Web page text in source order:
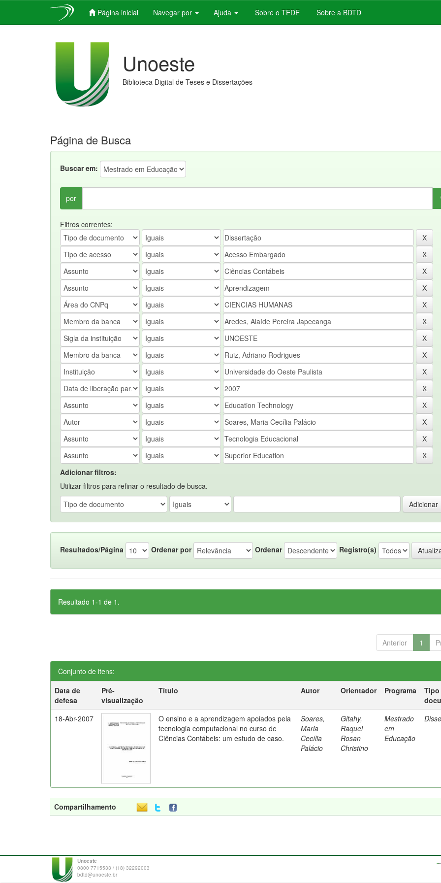
Página inicial Navegar por Ajuda Sobre o TEDE Sobre a BDTD
Unoeste
Biblioteca Digital de Teses e Dissertações
Página de Busca
Buscar em:
por
Filtros correntes:
Adicionar filtros:
Utilizar filtros para refinar o resultado de busca.
Resultados/Página Ordenar por Ordenar Registro(s)
Resultado 1-1 de 1.
Anterior 1
Conjunto de itens:
Data de
defesa
Pré-
visualização
Título Autor Orientador Programa
Tipo
18-Abr-2007
O ensino e a aprendizagem apoiados pela
tecnologia computacional no curso de
Ciências Contábeis: um estudo de caso.
Soares,
Maria
Cecília
Palácio
Gitahy,
Raquel
Rosan
Christino
Mestrado
em
Educação
Compartilhamento
Unoeste
0800 7715533 / (18) 32292003
bdtd@unoeste.br